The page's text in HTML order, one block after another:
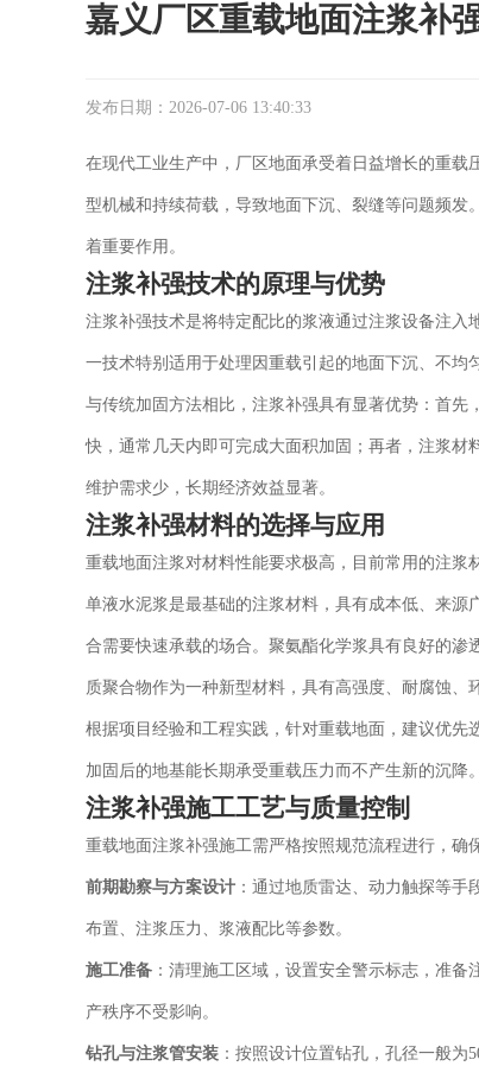
嘉义厂区重载地面注浆补
发布日期：2026-07-06 13:40:33
在现代工业生产中，厂区地面承受着日益增长的重
型机械和持续荷载，导致地面下沉、裂缝等问题频
着重要作用。
注浆补强技术的原理与优势
注浆补强技术是将特定配比的浆液通过注浆设备注
一技术特别适用于处理因重载引起的地面下沉、不均
与传统加固方法相比，注浆补强具有显著优势：首
快，通常几天内即可完成大面积加固；再者，注浆
维护需求少，长期经济效益显著。
注浆补强材料的选择与应用
重载地面注浆对材料性能要求极高，目前常用的注浆
单液水泥浆是最基础的注浆材料，具有成本低、来
合需要快速承载的场合。聚氨酯化学浆具有良好的
质聚合物作为一种新型材料，具有高强度、耐腐蚀、
根据项目经验和工程实践，针对重载地面，建议优
加固后的地基能长期承受重载压力而不产生新的沉降。
注浆补强施工工艺与质量控制
重载地面注浆补强施工需严格按照规范流程进行，确
前期勘察与方案设计 ：通过地质雷达、动力触探等
布置、注浆压力、浆液配比等参数。
施工准备 ：清理施工区域，设置安全警示标志，准
产秩序不受影响。
钻孔与注浆管安装 ：按照设计位置钻孔，孔径一般为